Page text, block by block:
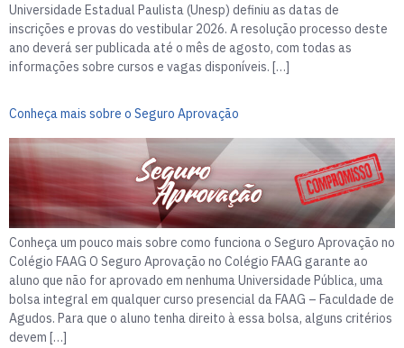
Universidade Estadual Paulista (Unesp) definiu as datas de
inscrições e provas do vestibular 2026. A resolução processo deste
ano deverá ser publicada até o mês de agosto, com todas as
informações sobre cursos e vagas disponíveis. […]
Conheça mais sobre o Seguro Aprovação
Conheça um pouco mais sobre como funciona o Seguro Aprovação no
Colégio FAAG O Seguro Aprovação no Colégio FAAG garante ao
aluno que não for aprovado em nenhuma Universidade Pública, uma
bolsa integral em qualquer curso presencial da FAAG – Faculdade de
Agudos. Para que o aluno tenha direito à essa bolsa, alguns critérios
devem […]